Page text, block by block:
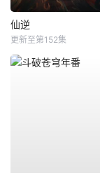
仙逆
更新至第152集